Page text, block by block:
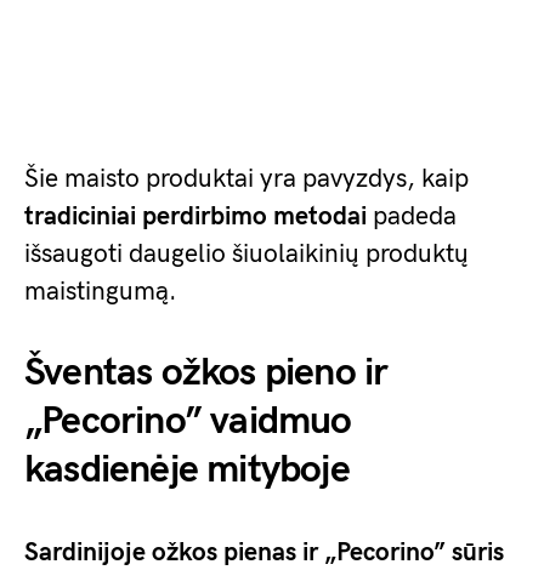
Šie maisto produktai yra pavyzdys, kaip
tradiciniai perdirbimo metodai padeda
išsaugoti daugelio šiuolaikinių produktų
maistingumą.
Šventas ožkos pieno ir
„Pecorino” vaidmuo
kasdienėje mityboje
Sardinijoje ožkos pienas ir „Pecorino” sūris